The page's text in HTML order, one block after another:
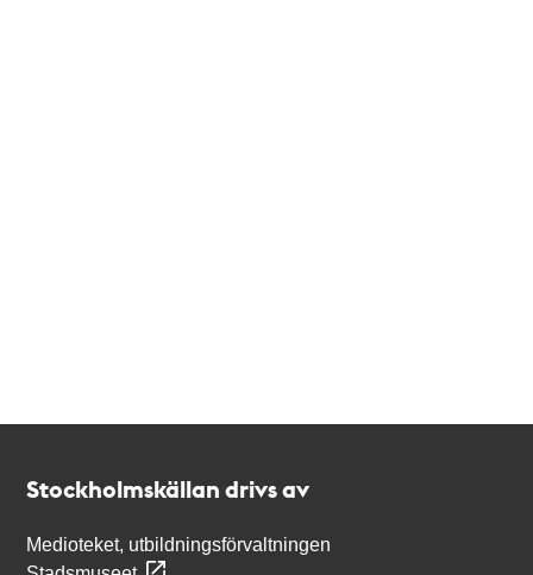
Stockholmskällan drivs av
Medioteket, utbildningsförvaltningen